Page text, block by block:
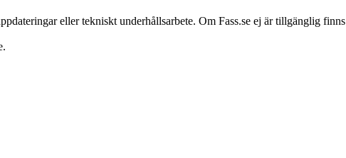
eller tekniskt underhållsarbete. Om Fass.se ej är tillgänglig